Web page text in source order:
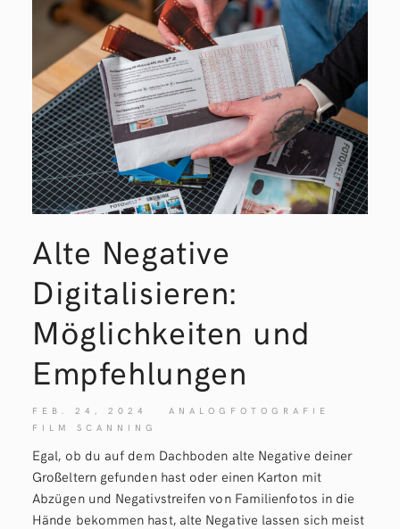
Alte Negative
Digitalisieren:
Möglichkeiten und
Empfehlungen
FEB. 24, 2024
ANALOGFOTOGRAFIE
FILM SCANNING
Egal, ob du auf dem Dachboden alte Negative deiner
Großeltern gefunden hast oder einen Karton mit
Abzügen und Negativstreifen von Familienfotos in die
Hände bekommen hast, alte Negative lassen sich meist